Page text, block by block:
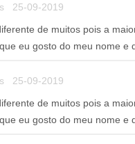
25-09-2019
de muitos pois a
eu gosto do meu nome e
25-09-2019
de muitos pois a
eu gosto do meu nome e